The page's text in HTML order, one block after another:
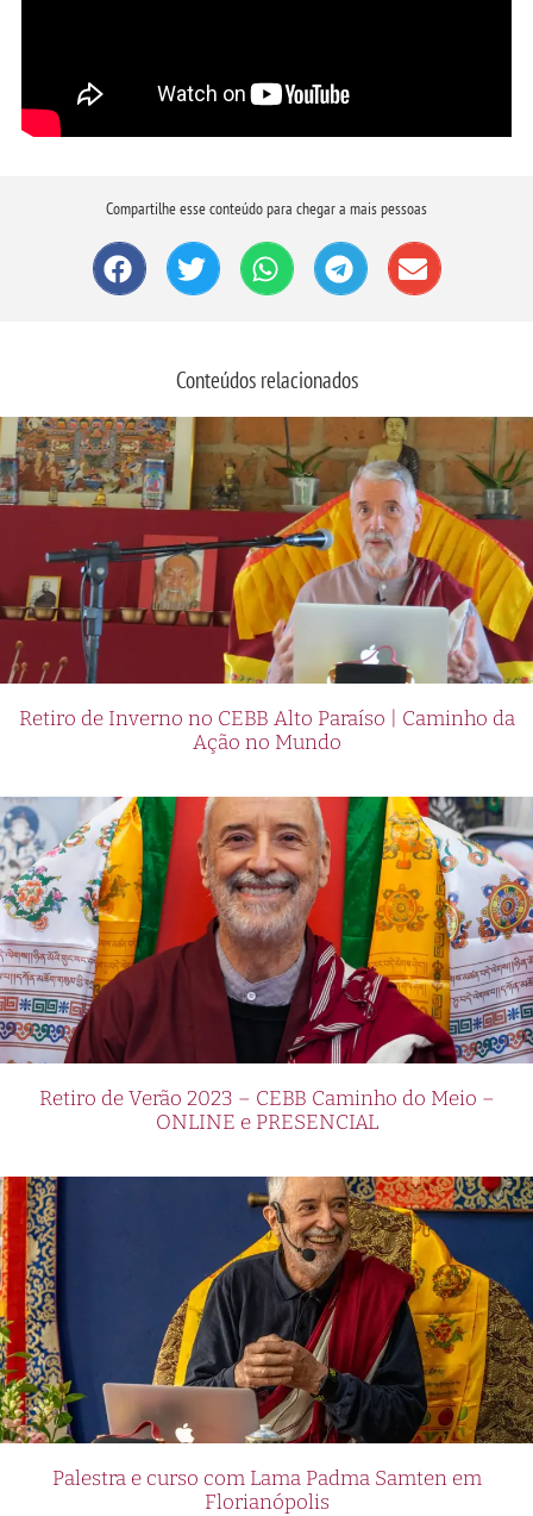
Compartilhe esse conteúdo para chegar a mais pessoas
Conteúdos relacionados
Retiro de Inverno no CEBB Alto Paraíso | Caminho da
Ação no Mundo
Retiro de Verão 2023 – CEBB Caminho do Meio –
ONLINE e PRESENCIAL
Palestra e curso com Lama Padma Samten em
Florianópolis